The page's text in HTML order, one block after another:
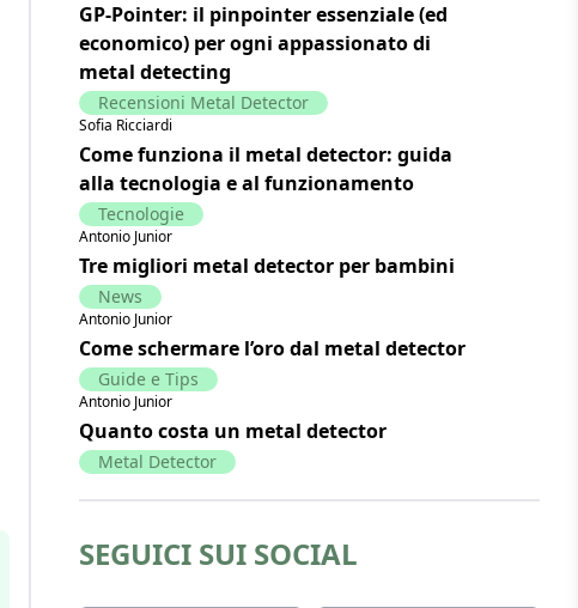
GP-Pointer: il pinpointer essenziale (ed
economico) per ogni appassionato di
metal detecting
Recensioni Metal Detector
Sofia Ricciardi
Come funziona il metal detector: guida
alla tecnologia e al funzionamento
Tecnologie
Antonio Junior
Tre migliori metal detector per bambini
News
Antonio Junior
Come schermare l’oro dal metal detector
Guide e Tips
Antonio Junior
Quanto costa un metal detector
Metal Detector
SEGUICI SUI SOCIAL